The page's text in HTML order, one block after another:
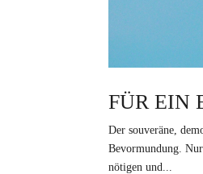
FÜR EIN
Der souveräne,
Bevormundung.
nötigen und...